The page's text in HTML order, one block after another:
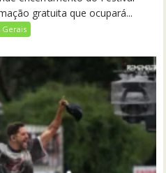
gratuita que ocupará...
Gerais